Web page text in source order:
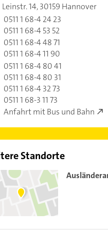
Leinstr. 14,30159 Hannover
0511 1 68-4 24 23
0511 1 68-4 53 52
0511 1 68-4 48 71
0511 1 68-4 11 90
0511 1 68-4 80 41
0511 1 68-4 80 31
0511 1 68-4 32 73
0511 1 68-3 11 73
Anfahrt mit Bus und Bahn
Standorte